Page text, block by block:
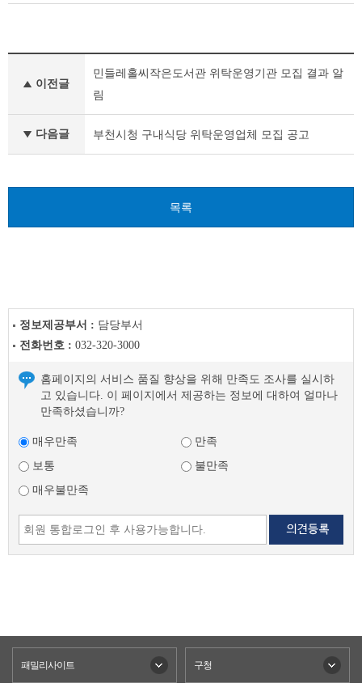
글
음
이전글
민들레홀씨작은도서관 위탁운영기관 모집 결과 알
림
다음글 부천시청 구내식당 위탁운영업체 모집 공고
목록
정보제공부서 : 담당부서
전화번호 : 032-320-3000
홈페이지의 서비스 품질 향상을 위해 만족도 조사를 실시하
고 있습니다. 이 페이지에서 제공하는 정보에 대하여 얼마나
만족하셨습니까?
매우만족
만족
보통
불만족
매우불만족
패밀리사이트 구청